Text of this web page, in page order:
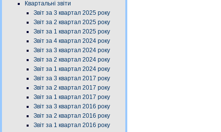
Квартальні звіти
Звіт за 3 квартал 2025 року
Звіт за 2 квартал 2025 року
Звіт за 1 квартал 2025 року
Звіт за 4 квартал 2024 року
Звіт за 3 квартал 2024 року
Звіт за 2 квартал 2024 року
Звіт за 1 квартал 2024 року
Звіт за 3 квартал 2017 року
Звіт за 2 квартал 2017 року
Звіт за 1 квартал 2017 року
Звіт за 3 квартал 2016 року
Звіт за 2 квартал 2016 року
Звіт за 1 квартал 2016 року